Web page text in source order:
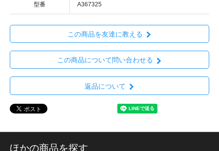
型番 A367325
この商品を友達に教える
この商品について問い合わせる
返品について
ほかの商品を探す